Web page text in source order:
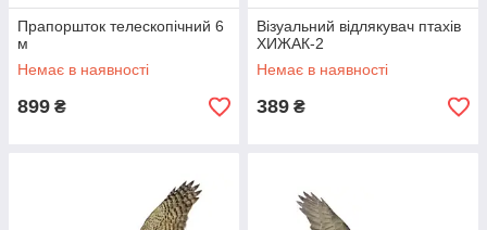
Прапоршток телескопічний 6
м
Немає в наявності
899 ₴
Візуальний відлякувач птахів
ХИЖАК-2
Немає в наявності
389 ₴